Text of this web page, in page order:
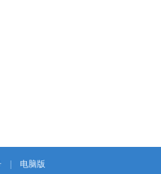
电脑版